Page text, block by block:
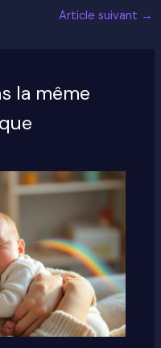
Article suivant →
la même